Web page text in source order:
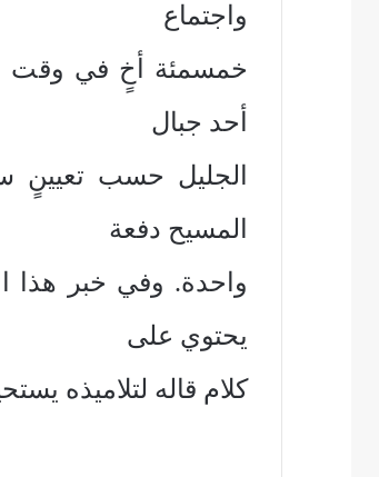
واجتماع
خمسمئة أخٍ في وقت
أحد جبال
الجليل حسب تعيينٍ
المسيح دفعة
واحدة. وفي خبر هذا
يحتوي على
كلام قاله لتلاميذه